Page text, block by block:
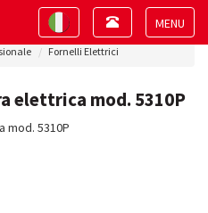
Toggle
Toggle
navigation
Toggle
navigation
Fornelli Elettrici
elettrica mod. 5310P